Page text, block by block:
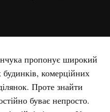
пропонує широкий
комерційних
Проте знайти
буває непросто.